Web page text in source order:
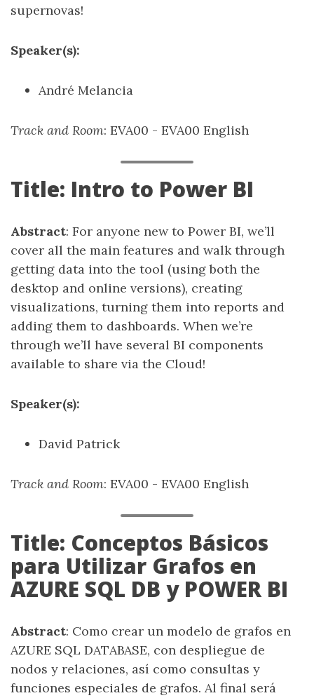
supernovas!
Speaker(s):
André Melancia
Track and Room: EVA00 - EVA00 English
Title: Intro to Power BI
Abstract: For anyone new to Power BI, we’ll
cover all the main features and walk through
getting data into the tool (using both the
desktop and online versions), creating
visualizations, turning them into reports and
adding them to dashboards. When we’re
through we’ll have several BI components
available to share via the Cloud!
Speaker(s):
David Patrick
Track and Room: EVA00 - EVA00 English
Title: Conceptos Básicos
para Utilizar Grafos en
AZURE SQL DB y POWER BI
Abstract: Como crear un modelo de grafos en
AZURE SQL DATABASE, con despliegue de
nodos y relaciones, así como consultas y
funciones especiales de grafos. Al final será